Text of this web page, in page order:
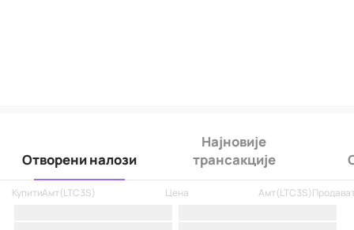
Отворени налози
Најновије
трансакције
КупитиАмт (LTC3S) Цена Амт (LTC3S)